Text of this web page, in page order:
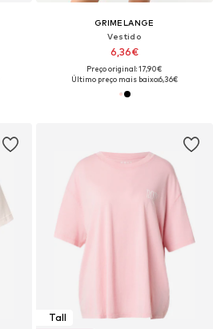
GRIMELANGE
Vestido
6,36€
Preço original: 17,90€
Último preço mais baixo:6,36€
Tall